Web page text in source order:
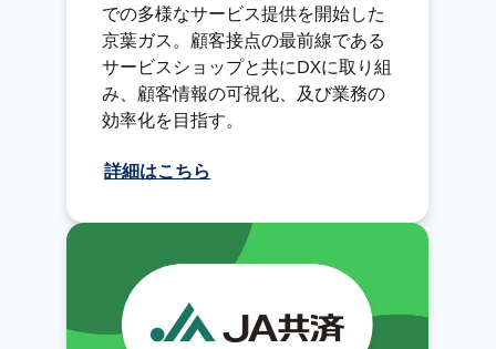
での多様なサービス提供を開始した
京葉ガス。顧客接点の最前線である
サービスショップと共にDXに取り組
み、顧客情報の可視化、及び業務の
効率化を目指す。
詳細はこちら